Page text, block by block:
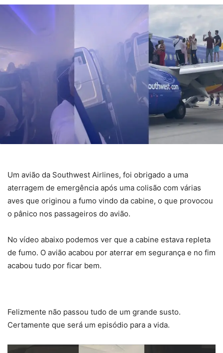
Um avião da Southwest Airlines, foi obrigado a uma
aterragem de emergência após uma colisão com várias
aves que originou a fumo vindo da cabine, o que provocou
o pânico nos passageiros do avião.
No vídeo abaixo podemos ver que a cabine estava repleta
de fumo. O avião acabou por aterrar em segurança e no fim
acabou tudo por ficar bem.
Felizmente não passou tudo de um grande susto.
Certamente que será um episódio para a vida.